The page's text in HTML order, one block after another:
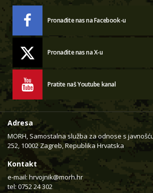
Pronađite nas na Facebook-u
Pronađite nas na X-u
Pratite naš Youtube kanal
Adresa
MORH, Samostalna služba za odnose s
252, 10002 Zagreb, Republika Hrvatska
Kontakt
e-mail: hrvojnik@morh.hr
tel: 0752 24 302